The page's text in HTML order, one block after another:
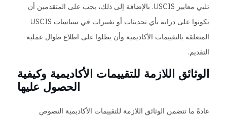
تلبي معايير USCIS. بالإضافة إلى ذلك، يجب على المتقدمين أن
يكونوا على دراية بأي تحديثات أو تغييرات في سياسات USCIS
المتعلقة بالتقييمات الأكاديمية وأن يظلوا على اطلاع طوال عملية
التقديم.
الوثائق اللازمة للتقييمات الأكاديمية وكيفية
الحصول عليها
عادةً ما تتضمن الوثائق اللازمة للتقييمات الأكاديمية النصوص